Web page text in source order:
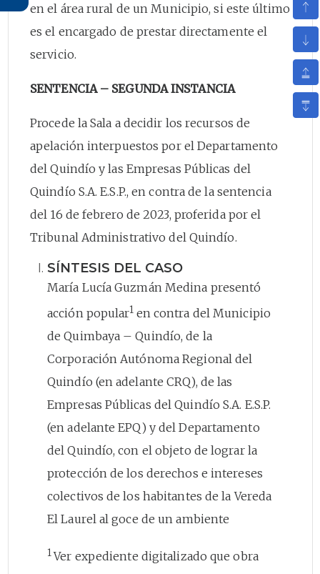
en el área rural de un Municipio, si este último
es el encargado de prestar directamente el
servicio.
SENTENCIA – SEGUNDA INSTANCIA
Procede la Sala a decidir los recursos de
apelación interpuestos por el Departamento
del Quindío y las Empresas Públicas del
Quindío S.A. E.S.P., en contra de la sentencia
del 16 de febrero de 2023, proferida por el
Tribunal Administrativo del Quindío.
SÍNTESIS DEL CASO
María Lucía Guzmán Medina presentó
acción popular1 en contra del Municipio
de Quimbaya – Quindío, de la
Corporación Autónoma Regional del
Quindío (en adelante CRQ), de las
Empresas Públicas del Quindío S.A. E.S.P.
(en adelante EPQ) y del Departamento
del Quindío, con el objeto de lograr la
protección de los derechos e intereses
colectivos de los habitantes de la Vereda
El Laurel al goce de un ambiente
1Ver expediente digitalizado que obra